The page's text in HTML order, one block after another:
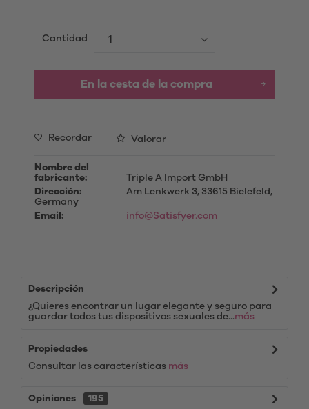
Cantidad
En la cesta de la compra
Recordar Valorar
Nombre del
fabricante:
Triple A Import GmbH
Dirección:
Am Lenkwerk 3, 33615 Bielefeld,
Germany
Email:
info@Satisfyer.com
Descripción
¿Quieres encontrar un lugar elegante y seguro para
guardar todos tus dispositivos sexuales de...más
Propiedades
Consultar las características más
Opiniones
195